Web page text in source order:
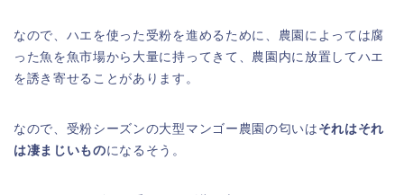
なので、ハエを使った受粉を進めるために、農園によっては腐
った魚を魚市場から大量に持ってきて、農園内に放置してハエ
を誘き寄せることがあります。
なので、受粉シーズンの大型マンゴー農園の匂いは それはそれ
は凄まじいものになるそう。